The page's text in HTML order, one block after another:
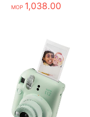
MOP 1,038.00